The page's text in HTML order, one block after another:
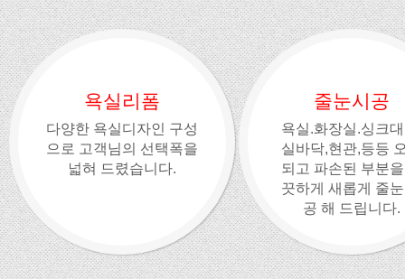
욕실리폼
다양한 욕실디자인 구성
으로 고객님의 선택폭을
넓혀 드렸습니다.
줄눈시공
욕실.화장실.싱크
실바닥,현관,등등
되고 파손된 부분
끗하게 새롭게 줄
공 해 드립니다.